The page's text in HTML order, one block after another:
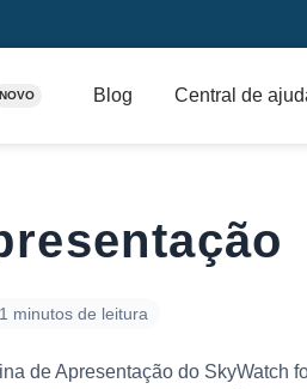
NOVO Blog Central de
minutos de leitura
de Apresentação do SkyWatch